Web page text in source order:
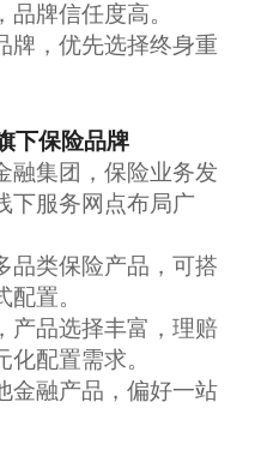
牌信任度高。
牌，优先选择终身重
下保险品牌
融集团，保险业务发
下服务网点布局广
品类保险产品，可搭
置。
产品选择丰富，理赔
配置需求。
金融产品，偏好一站